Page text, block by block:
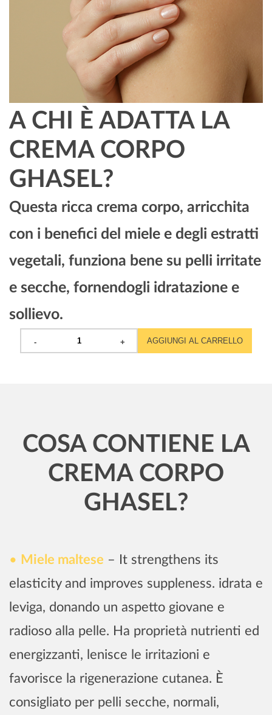
A CHI È ADATTA LA
CREMA CORPO
GHASEL?
Questa ricca crema corpo, arricchita
con i benefici del miele e degli estratti
vegetali, funziona bene su pelli irritate
e secche, fornendogli idratazione e
sollievo.
AGGIUNGI AL CARRELLO
COSA CONTIENE LA
CREMA CORPO
GHASEL?
Miele maltese – It strengthens its
elasticity and improves suppleness. idrata e
leviga, donando un aspetto giovane e
radioso alla pelle. Ha proprietà nutrienti ed
energizzanti, lenisce le irritazioni e
favorisce la rigenerazione cutanea. È
consigliato per pelli secche, normali,